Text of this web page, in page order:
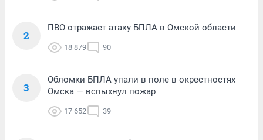
2
ПВО отражает атаку БПЛА в Омской области
18 879 90
3
Обломки БПЛА упали в поле в окрестностях
Омска — вспыхнул пожар
17 652 39